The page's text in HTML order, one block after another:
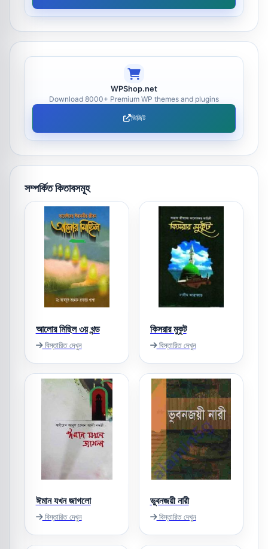
WPShop.net
Download 8000+ Premium WP themes and plugins
ভিজিট
সম্পর্কিত কিতাবসমূহ
আলোর মিছিল ৩য় খন্ড
বিস্তারিত দেখুন
কিসরার মুকুট
বিস্তারিত দেখুন
ঈমান যখন জাগলো
বিস্তারিত দেখুন
ভুবনজয়ী নারী
বিস্তারিত দেখুন